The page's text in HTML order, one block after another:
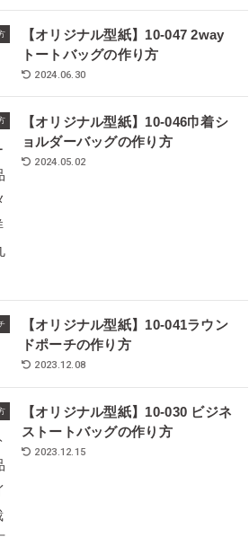
【オリジナル型紙】10-047 2way
トートバッグの作り方
2024.06.30
【オリジナル型紙】10-046巾着シ
ョルダーバッグの作り方
2024.05.02
【オリジナル型紙】10-041ラウン
ドポーチの作り方
2023.12.08
【オリジナル型紙】10-030 ビジネ
ストートバッグの作り方
2023.12.15